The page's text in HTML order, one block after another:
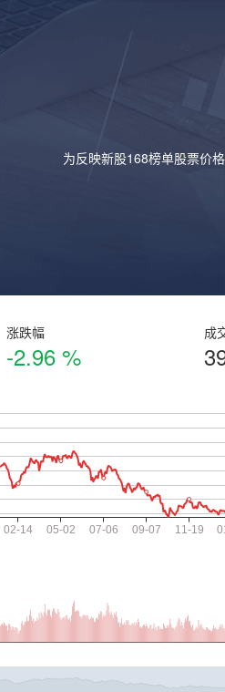
为反映新股168榜单股票价
涨跌幅
-2.96 %
成